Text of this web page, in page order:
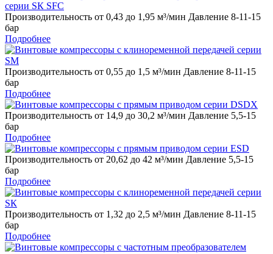
Производительность от 0,43 до 1,95 м³/мин Давление 8-11-15
бар
Подробнее
Производительность от 0,55 до 1,5 м³/мин Давление 8-11-15
бар
Подробнее
Производительность от 14,9 до 30,2 м³/мин Давление 5,5-15
бар
Подробнее
Производительность от 20,62 до 42 м³/мин Давление 5,5-15
бар
Подробнее
Производительность от 1,32 до 2,5 м³/мин Давление 8-11-15
бар
Подробнее